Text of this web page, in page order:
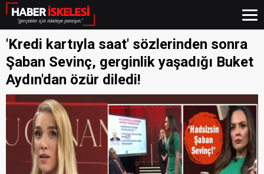
'Kredi kartıyla saat' sözlerinden sonra
Şaban Sevinç, gerginlik yaşadığı Buket
Aydın'dan özür diledi!